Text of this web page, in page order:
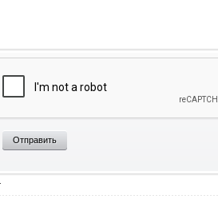
Отправить